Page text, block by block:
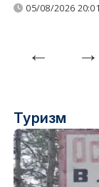
05/08/2026
Туризм